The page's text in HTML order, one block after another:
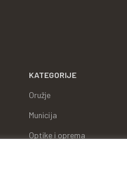
KATEGORIJE
Oružje
Municija
Optike i oprema